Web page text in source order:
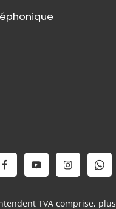
TVA comprise, plus